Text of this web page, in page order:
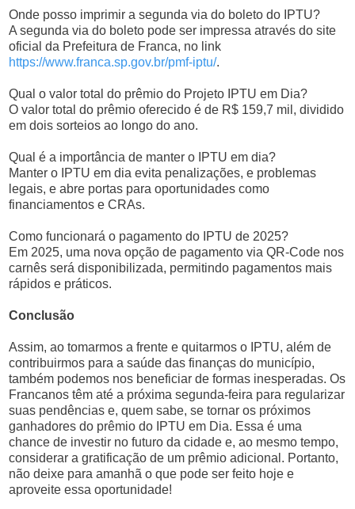
Onde posso imprimir a segunda via do boleto do IPTU?
A segunda via do boleto pode ser impressa através do site
oficial da Prefeitura de Franca, no link
https://www.franca.sp.gov.br/pmf-iptu/.
Qual o valor total do prêmio do Projeto IPTU em Dia?
O valor total do prêmio oferecido é de R$ 159,7 mil, dividido
em dois sorteios ao longo do ano.
Qual é a importância de manter o IPTU em dia?
Manter o IPTU em dia evita penalizações, e problemas
legais, e abre portas para oportunidades como
financiamentos e CRAs.
Como funcionará o pagamento do IPTU de 2025?
Em 2025, uma nova opção de pagamento via QR-Code nos
carnês será disponibilizada, permitindo pagamentos mais
rápidos e práticos.
Conclusão
Assim, ao tomarmos a frente e quitarmos o IPTU, além de
contribuirmos para a saúde das finanças do município,
também podemos nos beneficiar de formas inesperadas. Os
Francanos têm até a próxima segunda-feira para regularizar
suas pendências e, quem sabe, se tornar os próximos
ganhadores do prêmio do IPTU em Dia. Essa é uma
chance de investir no futuro da cidade e, ao mesmo tempo,
considerar a gratificação de um prêmio adicional. Portanto,
não deixe para amanhã o que pode ser feito hoje e
aproveite essa oportunidade!